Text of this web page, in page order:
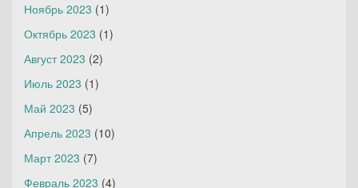
Ноябрь 2023 (1)
Октябрь 2023 (1)
Август 2023 (2)
Июль 2023 (1)
Май 2023 (5)
Апрель 2023 (10)
Март 2023 (7)
Февраль 2023 (4)